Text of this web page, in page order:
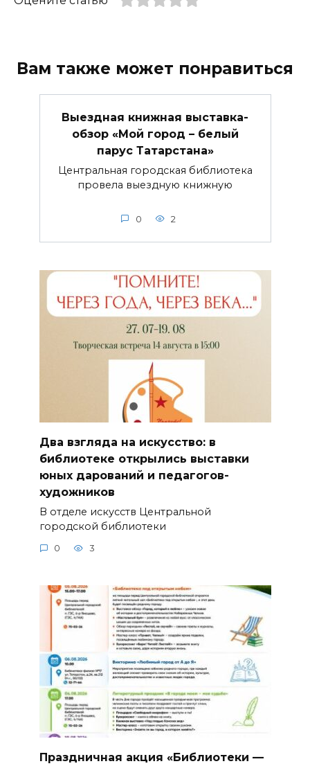
Вам также может понравиться
Выездная книжная выставка-
обзор «Мой город – белый
парус Татарстана»
Центральная городская библиотека
провела выездную книжную
0 2
Два взгляда на искусство: в
библиотеке открылись выставки
юных дарований и педагогов-
художников
В отделе искусств Центральной
городской библиотеки
0 3
Праздничная акция «Библиотеки —